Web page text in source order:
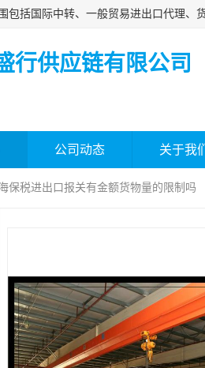
行供应链有限公司
公司动态 关于我们
保税进出口报关有金额货物量的限制吗